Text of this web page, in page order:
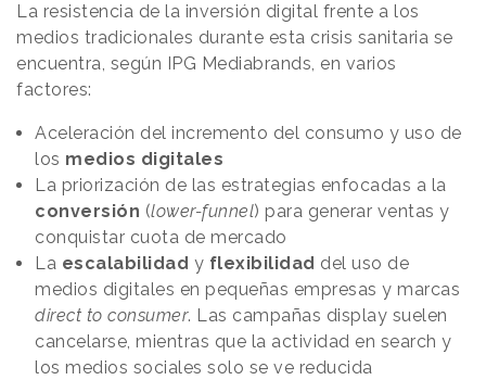
La resistencia de la inversión digital frente a los
medios tradicionales durante esta crisis sanitaria se
encuentra, según IPG Mediabrands, en varios
factores:
Aceleración del incremento del consumo y uso de
los medios digitales
La priorización de las estrategias enfocadas a la
conversión (lower-funnel) para generar ventas y
conquistar cuota de mercado
La escalabilidad y flexibilidad del uso de
medios digitales en pequeñas empresas y marcas
direct to consumer. Las campañas display suelen
cancelarse, mientras que la actividad en search y
los medios sociales solo se ve reducida